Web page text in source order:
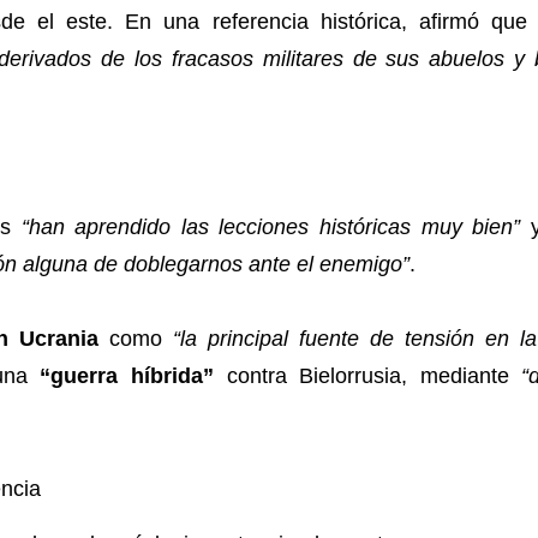
el este. En una referencia histórica, afirmó
de los fracasos militares de sus abuelos y
“han aprendido las lecciones históricas muy bien”y
alguna de doblegarnos ante el enemigo”.
Ucraniacomo “la principal fuente de tensión en
“guerra híbrida” contra Bielorrusia, mediante